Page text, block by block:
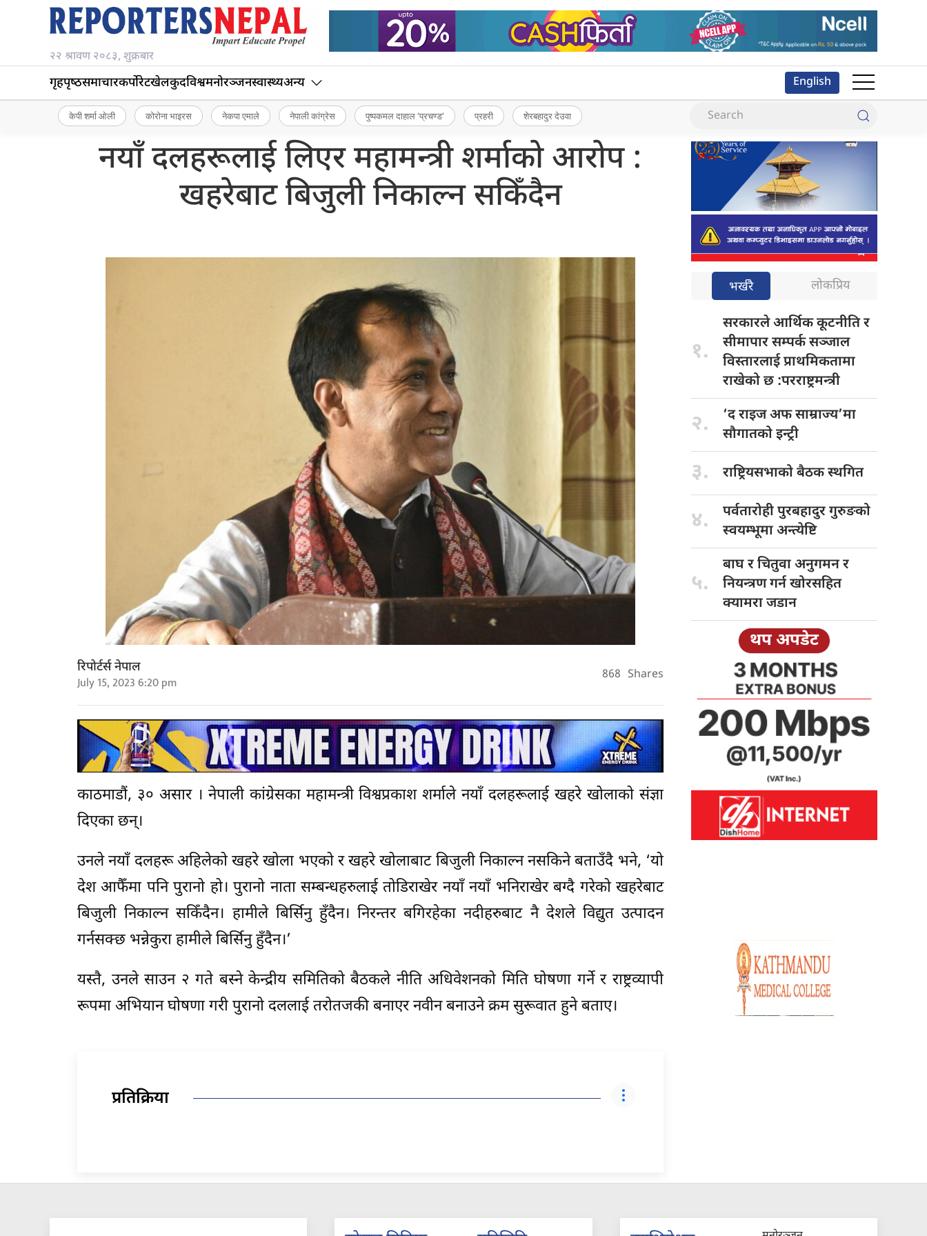
२२ श्रावण २०८३, शुक्रबार
गृहपृष्‍ठसमाचारकर्पोरेटखेलकुदविश्वमनोरञ्जनस्वास्थ्यअन्य English
केपी शर्मा ओली कोरोना भाइरस नेकपा एमाले नेपाली कांग्रेस पुष्पकमल दाहाल ‘प्रचण्ड’ प्रहरी शेरबहादुर देउवा
नयाँ दलहरूलाई लिएर महामन्त्री शर्माको आरोप :
खहरेबाट बिजुली निकाल्न सकिँदैन
रिपोर्टर्स नेपाल
July 15, 2023 6:20 pm 868 Shares
काठमाडौं, ३० असार । नेपाली कांग्रेसका महामन्त्री विश्वप्रकाश शर्माले नयाँ दलहरूलाई खहरे खोलाको संज्ञा
दिएका छन्।
उनले नयाँ दलहरू अहिलेको खहरे खोला भएको र खहरे खोलाबाट बिजुली निकाल्न नसकिने बताउँदै भने, ‘यो
देश आफैँमा पनि पुरानो हो। पुरानो नाता सम्बन्धहरुलाई तोडिराखेर नयाँ नयाँ भनिराखेर बग्दै गरेको खहरेबाट
बिजुली निकाल्न सकिँदैन। हामीले बिर्सिनु हुँदैन। निरन्तर बगिरहेका नदीहरुबाट नै देशले विद्युत उत्पादन
गर्नसक्छ भन्नेकुरा हामीले बिर्सिनु हुँदैन।’
यस्तै, उनले साउन २ गते बस्ने केन्द्रीय समितिको बैठकले नीति अधिवेशनको मिति घोषणा गर्ने र राष्ट्रव्यापी
रूपमा अभियान घोषणा गरी पुरानो दललाई तरोतजकी बनाएर नवीन बनाउने क्रम सुरूवात हुने बताए।
प्रतिक्रिया
भर्खरै लोकप्रिय
१.
सरकारले आर्थिककूटनीति र
सीमापार सम्पर्क सञ्जाल
विस्तारलाई प्राथमिकतामा
राखेको छ :परराष्ट्रमन्त्री
२. ‘द राइजअफ साम्राज्य’मा
सौगातको इन्ट्री
३. राष्ट्रियसभाको बैठकस्थगित
४. पर्वतारोही पुरबहादुरगुरुङको
स्वयम्भूमा अन्त्येष्टि
५.
बाघ रचितुवा अनुगमन र
नियन्त्रण गर्न खोरसहित
क्यामरा जडान
थप अपडेट